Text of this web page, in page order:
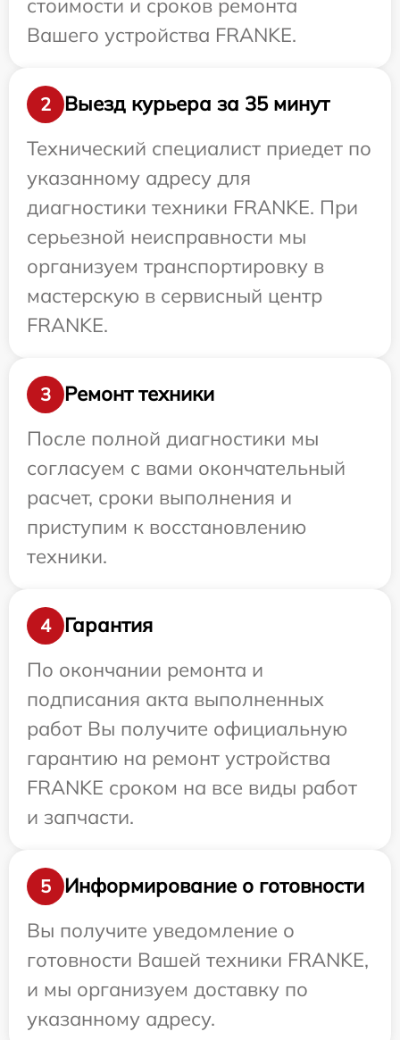
стоимости и сроков ремонта
Вашего устройства FRANKE.
2
Выезд курьера за 35 минут
Технический специалист приедет по
указанному адресу для
диагностики техники FRANKE. При
серьезной неисправности мы
организуем транспортировку в
мастерскую в сервисный центр
FRANKE.
3
Ремонт техники
После полной диагностики мы
согласуем с вами окончательный
расчет, сроки выполнения и
приступим к восстановлению
техники.
4
Гарантия
По окончании ремонта и
подписания акта выполненных
работ Вы получите официальную
гарантию на ремонт устройства
FRANKE сроком на все виды работ
и запчасти.
5
Информирование о готовности
Вы получите уведомление о
готовности Вашей техники FRANKE,
и мы организуем доставку по
указанному адресу.